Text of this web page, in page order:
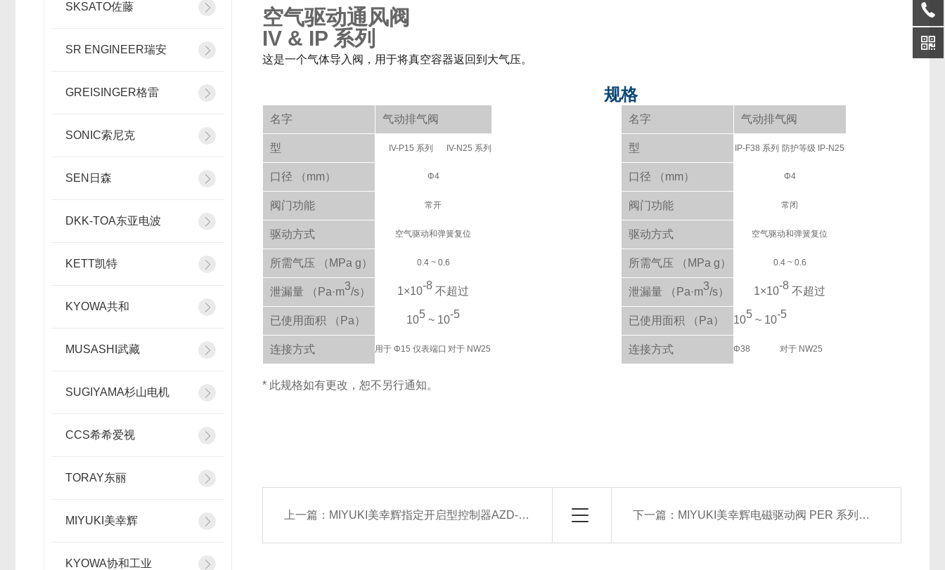
SKSATO佐藤
SR ENGINEER瑞安
GREISINGER格雷
SONIC索尼克
SEN日森
DKK-TOA东亚电波
KETT凯特
KYOWA共和
MUSASHI武藏
SUGIYAMA杉山电机
CCS希希爱视
TORAY东丽
MIYUKI美幸辉
KYOWA协和工业
空气驱动通风阀
IV & IP 系列
这是一个气体导入阀，用于将真空容器返回到大气压。
规格
名字 气动排气阀
型 IV-P15 系列 IV-N25 系列
口径 （mm） Φ4
阀门功能 常开
驱动方式 空气驱动和弹簧复位
所需气压 （MPa g） 0.4 ~ 0.6
泄漏量 （Pa·m3/s） 1×10-8 不超过
已使用面积 （Pa） 105 ~ 10-5
连接方式 用于 Φ15 仪表端口 对于 NW25
名字 气动排气阀
型 IP-F38 系列 防护等级 IP-N25
口径 （mm） Φ4
阀门功能 常闭
驱动方式 空气驱动和弹簧复位
所需气压 （MPa g） 0.4 ~ 0.6
泄漏量 （Pa·m3/s） 1×10-8 不超过
已使用面积 （Pa） 105 ~ 10-5
连接方式 Φ38 对于 NW25
* 此规格如有更改，恕不另行通知。
上一篇： MIYUKI美幸辉指定开启型控制器AZD-KD 下一篇： MIYUKI美幸辉电磁驱动阀 PER 系列PER-N25